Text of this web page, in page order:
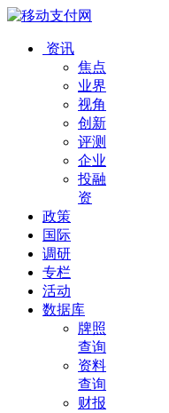
资讯
焦点
业界
视角
创新
评测
企业
投融
资
政策
国际
调研
专栏
活动
数据库
牌照
查询
资料
查询
财报